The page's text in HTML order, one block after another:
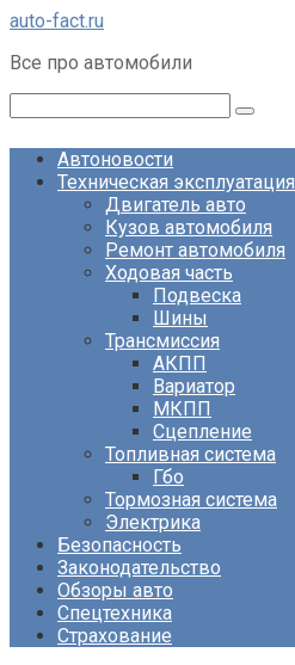
Перейти
контенту
auto-fact.ru
Все про автомобили
Автоновости
Техническая эксплуатация
Двигатель авто
Кузов автомобиля
Ремонт автомобиля
Ходовая часть
Подвеска
Шины
Трансмиссия
АКПП
Вариатор
МКПП
Сцепление
Топливная система
Гбо
Тормозная система
Электрика
Безопасность
Законодательство
Обзоры авто
Спецтехника
Страхование